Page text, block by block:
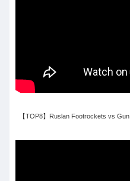
【TOP8】Ruslan Footrockets vs Gun